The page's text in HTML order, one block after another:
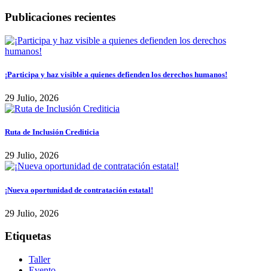
Publicaciones recientes
¡Participa y haz visible a quienes defienden los derechos humanos!
29 Julio, 2026
Ruta de Inclusión Crediticia
29 Julio, 2026
¡Nueva oportunidad de contratación estatal!
29 Julio, 2026
Etiquetas
Taller